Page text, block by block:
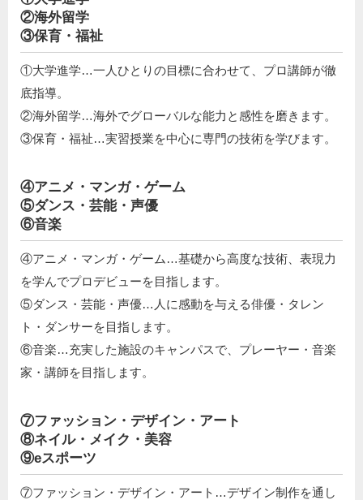
②海外留学
③保育・福祉
①大学進学…一人ひとりの目標に合わせて、プロ講師が徹
底指導。
②海外留学…海外でグローバルな能力と感性を磨きます。
③保育・福祉…実習授業を中心に専門の技術を学びます。
④アニメ・マンガ・ゲーム
⑤ダンス・芸能・声優
⑥音楽
④アニメ・マンガ・ゲーム…基礎から高度な技術、表現力
を学んでプロデビューを目指します。
⑤ダンス・芸能・声優…人に感動を与える俳優・タレン
ト・ダンサーを目指します。
⑥音楽…充実した施設のキャンパスで、プレーヤー・音楽
家・講師を目指します。
⑦ファッション・デザイン・アート
⑧ネイル・メイク・美容
⑨eスポーツ
⑦ファッション・デザイン・アート…デザイン制作を通し